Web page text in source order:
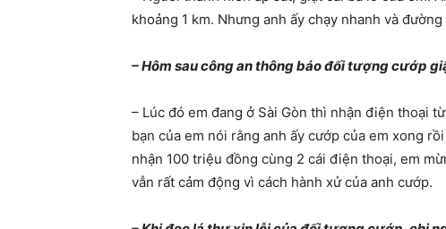
khoảng 1 km. Nhưng anh ấy chạy nhanh và
– Hôm sau công an thông báo đối tượng cướp
– Lúc đó em đang ở Sài Gòn thì nhận điện thoại
bạn của em nói rằng anh ấy cướp của em xong
nhận 100 triệu đồng cùng 2 cái điện thoại, em
vẫn rất cảm động vì cách hành xử của anh cướp.